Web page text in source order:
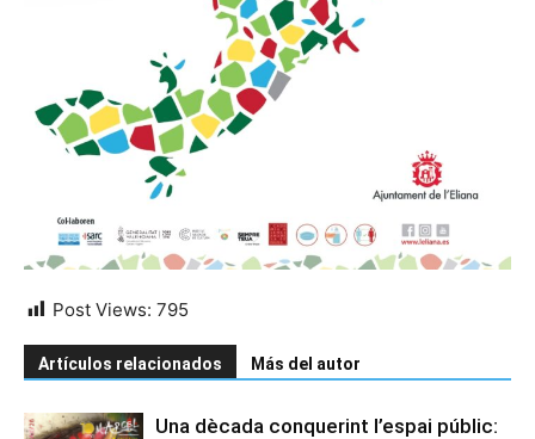
Post Views: 795
Artículos relacionados Más del autor
Una dècada conquerint l’espai públic: